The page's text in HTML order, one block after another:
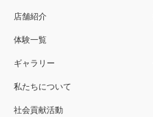
店舗紹介
体験一覧
ギャラリー
私たちについて
社会貢献活動